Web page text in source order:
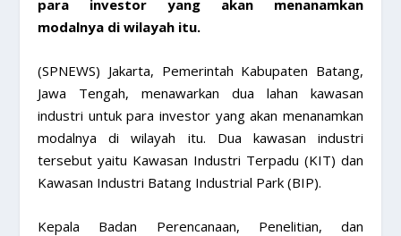
para investor yang akan menanamkan
modalnya di wilayah itu.
(SPNEWS) Jakarta, Pemerintah Kabupaten Batang,
Jawa Tengah, menawarkan dua lahan kawasan
industri untuk para investor yang akan menanamkan
modalnya di wilayah itu. Dua kawasan industri
tersebut yaitu Kawasan Industri Terpadu (KIT) dan
Kawasan Industri Batang Industrial Park (BIP).
Kepala Badan Perencanaan, Penelitian, dan